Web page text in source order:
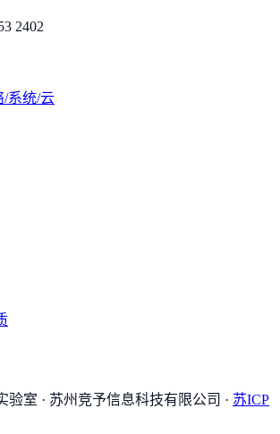
2402
/系统/云
验室 · 苏州竞予信息科技有限公司 · 苏ICP